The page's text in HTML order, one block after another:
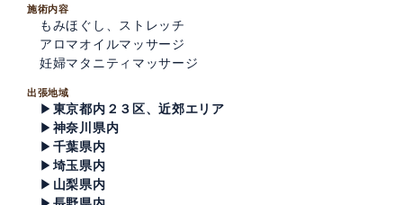
施術内容
もみほぐし、ストレッチ
アロマオイルマッサージ
妊婦マタニティマッサージ
出張地域
▶ 東京都内２３区、近郊エリア
▶ 神奈川県内
▶ 千葉県内
▶ 埼玉県内
▶ 山梨県内